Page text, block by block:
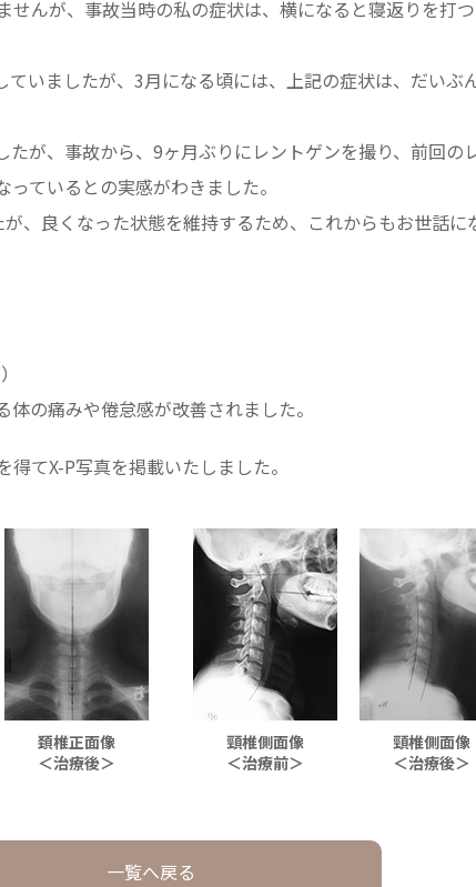
んが、事故当時の私の症状は、横になると寝返りを打
いましたが、3月になる頃には、上記の症状は、だいぶ
が、事故から、9ヶ月ぶりにレントゲンを撮り、前回の
ているとの実感がわきました。
、良くなった状態を維持するため、これからもお世話
の痛みや倦怠感が改善されました。
てX-P写真を掲載いたしました。
頚椎正面像
＜治療後＞
頸椎側面像
＜治療前＞
頸椎側面像
＜治療後＞
一覧へ戻る